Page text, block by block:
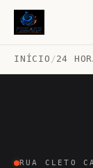
INÍCIO /24
RUA CLETO